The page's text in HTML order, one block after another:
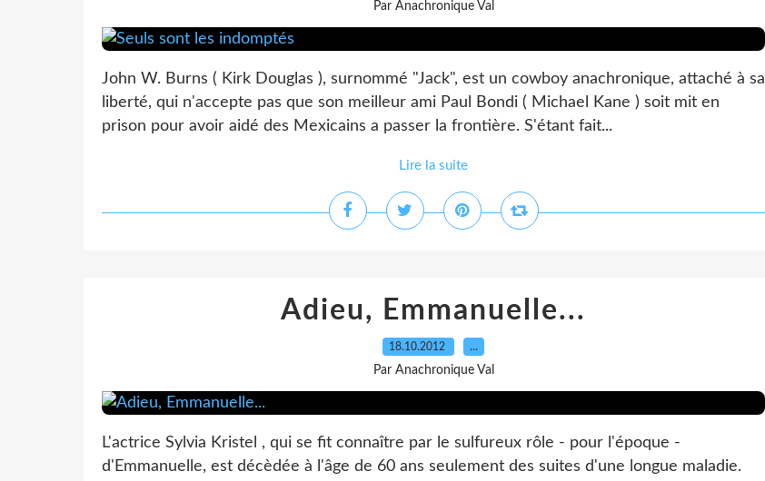
Par Anachronique Val
John W. Burns ( Kirk Douglas ), surnommé "Jack", est un cowboy anachronique, attaché à sa
liberté, qui n'accepte pas que son meilleur ami Paul Bondi ( Michael Kane ) soit mit en
prison pour avoir aidé des Mexicains a passer la frontière. S'étant fait...
Lire la suite
Adieu, Emmanuelle...
18.10.2012 …
Par Anachronique Val
L'actrice Sylvia Kristel , qui se fit connaître par le sulfureux rôle - pour l'époque -
d'Emmanuelle, est décèdée à l'âge de 60 ans seulement des suites d'une longue maladie.